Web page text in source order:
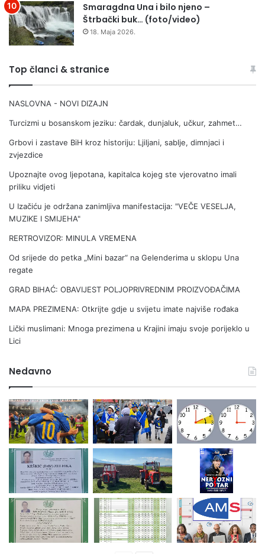
Smaragdna Una i bilo njeno –
Štrbački buk… (foto/video)
18. Maja 2026.
Top članci & stranice
NASLOVNA - NOVI DIZAJN
Turcizmi u bosanskom jeziku: čardak, dunjaluk, učkur, zahmet…
Grbovi i zastave BiH kroz historiju: Ljiljani, sablje, dimnjaci i
zvjezdice
Upoznajte ovog ljepotana, kapitalca kojeg ste vjerovatno imali
priliku vidjeti
U Izačiću je održana zanimljiva manifestacija: "VEČE VESELJA,
MUZIKE I SMIJEHA"
RERTROVIZOR: MINULA VREMENA
Od srijede do petka „Mini bazar“ na Gelenderima u sklopu Una
regate
GRAD BIHAĆ: OBAVIJEST POLJOPRIVREDNIM PROIZVOĐAČIMA
MAPA PREZIMENA: Otkrijte gdje u svijetu imate najviše rođaka
Lički muslimani: Mnoga prezi­mena u Krajini imaju svoje porijeklo u
Lici
Nedavno